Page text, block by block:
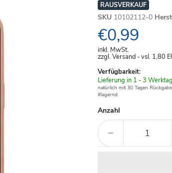
RAUSVERKAUF
SKU 10102112-0
Aktueller
€0,99
inkl. MwSt.
zzgl. Versand - vsl. 1,80
Verfügbarkeit:
Verfügbar
-
Lieferung in 1 - 3
natürlich mit 30 Tagen
#lagernd
Anzahl